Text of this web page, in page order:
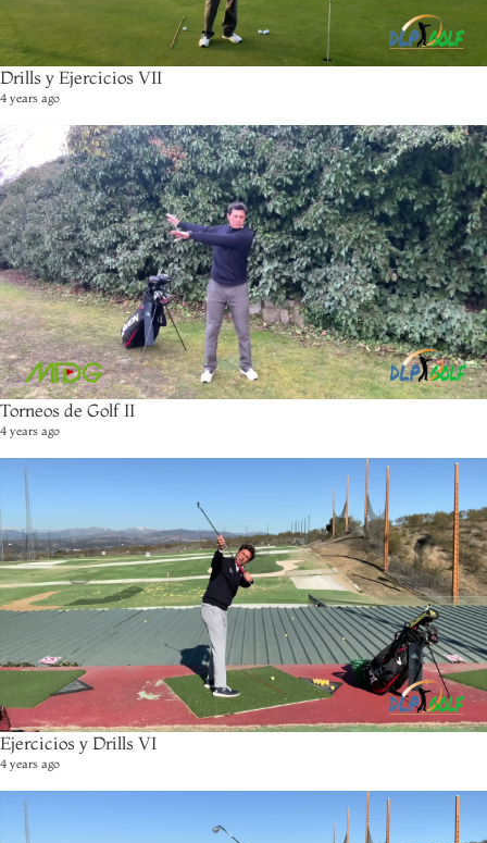
Drills y Ejercicios VII
4 years ago
Torneos de Golf II
4 years ago
Ejercicios y Drills VI
4 years ago